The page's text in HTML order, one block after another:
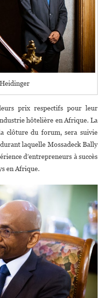
prix respectifs pour leur
hôtelière en Afrique. La
clôture du forum, sera suivie
laquelle Mossadeck Bally
d’entrepreneurs à succès
en Afrique.